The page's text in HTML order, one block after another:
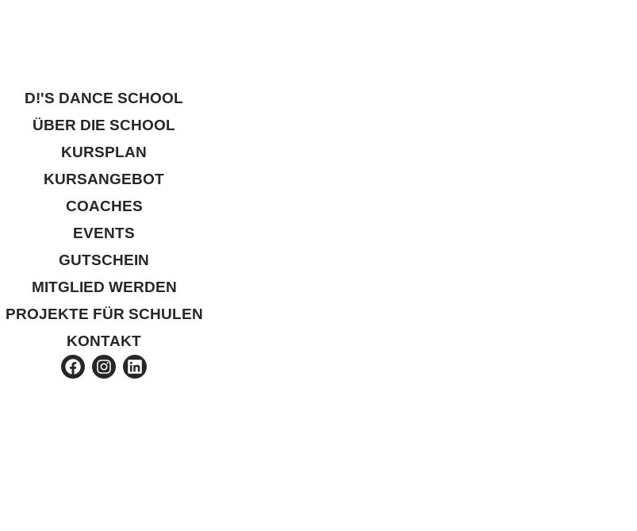
D!'S DANCE SCHOOL
ÜBER DIE SCHOOL
KURSPLAN
KURSANGEBOT
COACHES
EVENTS
GUTSCHEIN
MITGLIED WERDEN
PROJEKTE FÜR SCHULEN
KONTAKT